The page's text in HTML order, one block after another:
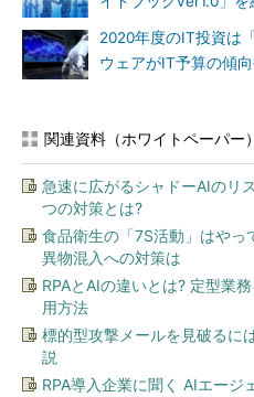
2020年度のIT投資は
ウェアがIT予算の傾
関連資料（ホワイトペーパー）
急速に広がるシャドーAIのリ
つの対策とは?
食品衛生の「7S活動」はや
異物混入への対策は
RPAとAIの違いとは? 定型業
用方法
標的型攻撃メールを見破るに
説
RPA導入企業に聞く AIエージ